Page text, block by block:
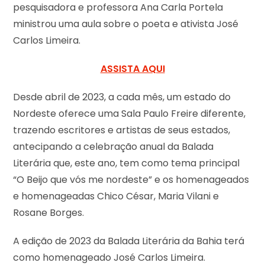
pesquisadora e professora Ana Carla Portela
ministrou uma aula sobre o poeta e ativista José
Carlos Limeira.
ASSISTA AQUI
Desde abril de 2023, a cada mês, um estado do
Nordeste oferece uma Sala Paulo Freire diferente,
trazendo escritores e artistas de seus estados,
antecipando a celebração anual da Balada
Literária que, este ano, tem como tema principal
“O Beijo que vós me nordeste” e os homenageados
e homenageadas Chico César, Maria Vilani e
Rosane Borges.
A edição de 2023 da Balada Literária da Bahia terá
como homenageado José Carlos Limeira.